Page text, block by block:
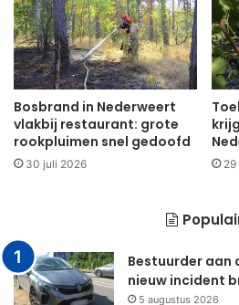
Bosbrand in Nederweert
vlakbij restaurant: grote
rookpluimen snel gedoofd
30 juli 2026
Bestuurder aan
nieuw incident
5 augustus 2026